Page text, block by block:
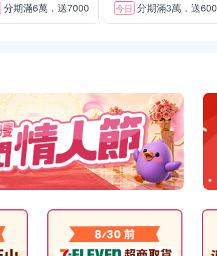
分期滿6萬．送7000 今日 分期滿3萬．送600